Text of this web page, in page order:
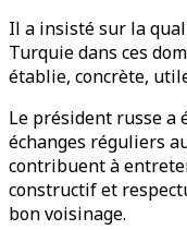
Il a insisté sur la
Turquie dans ces
établie, concrète,
Le président russe a
échanges réguliers
contribuent à
constructif et
bon voisinage.